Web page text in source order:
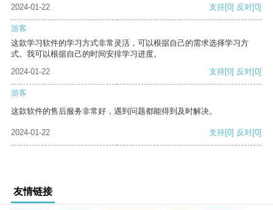
2024-01-22 支持[0] 反对[0]
游客
这款学习软件的学习方式非常灵活，可以根据自己的需求选择学习方
式。我可以根据自己的时间安排学习进度。
2024-01-22
支持[0] 反对[0]
游客
这款软件的售后服务非常好，遇到问题都能得到及时解决。
2024-01-22 支持[0] 反对[0]
友情链接